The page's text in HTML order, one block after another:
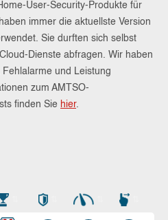
User-Security-Produkte für
immer die aktuellste Version
Sie durften sich selbst
Dienste abfragen. Wir haben
und Leistung
zum AMTSO-
finden Sie hier.